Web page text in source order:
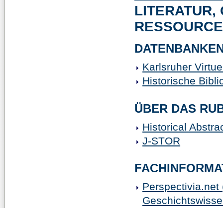
LITERATUR,
Karlsruher
Historische
ÜBER DAS
Historical
J-STOR